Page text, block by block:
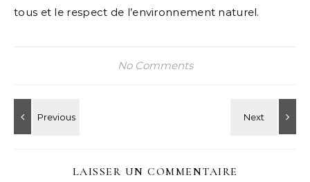
tous et le respect de l’environnement naturel.
No Comments
LAISSER UN COMMENTAIRE